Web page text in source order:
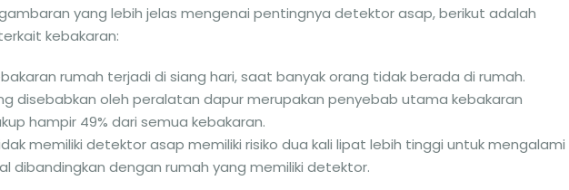
yang lebih jelas mengenai pentingnya detektor asap, berikut adalah
kebakaran:
rumah terjadi di siang hari, saat banyak orang tidak berada di rumah.
disebabkan oleh peralatan dapur merupakan penyebab utama kebakaran
hampir 49% dari semua kebakaran.
memiliki detektor asap memiliki risiko dua kali lipat lebih tinggi untuk mengalami
dibandingkan dengan rumah yang memiliki detektor.